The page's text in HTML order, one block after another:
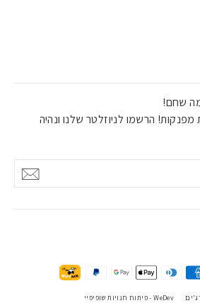
שחם!
מפנקות! הרשמו לניוזלטר שלנו ונהיה
WeDev - פיתוח חנויות שופיפיי